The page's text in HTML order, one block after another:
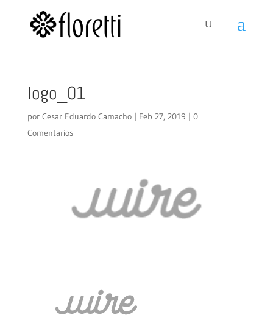
logo_01
por Cesar Eduardo Camacho| Feb 27, 2019 | 0
Comentarios